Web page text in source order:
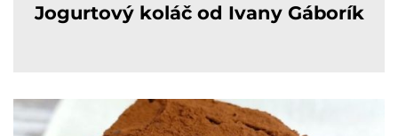
Jogurtový koláč od Ivany Gáborík